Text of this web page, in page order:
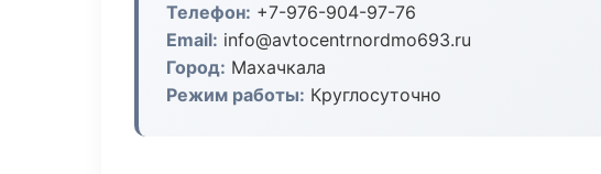
Телефон: +7-976-904-97-76
Email: info@avtocentrnordmo693.ru
Город: Махачкала
Режим работы: Круглосуточно